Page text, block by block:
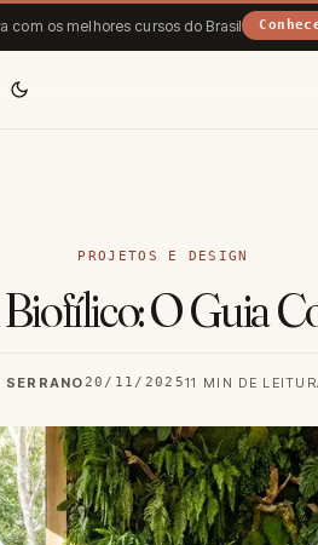
com os melhores cursos do Brasil
PROJETOS E DESIGN
O Guia
20/11/202511 MIN DE